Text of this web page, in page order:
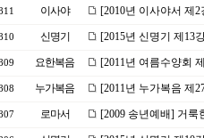
이사야 [2010년 이사야서 제
신명기 [2015년 신명기 제13
요한복음 [2011년 여름수양회
누가복음 [2011년 누가복음 제
로마서 [2009 송년예배] 거룩